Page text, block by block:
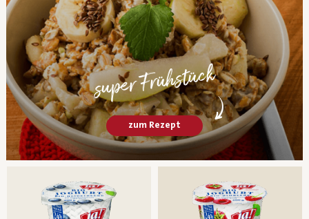
super Frühstück
zum Rezept